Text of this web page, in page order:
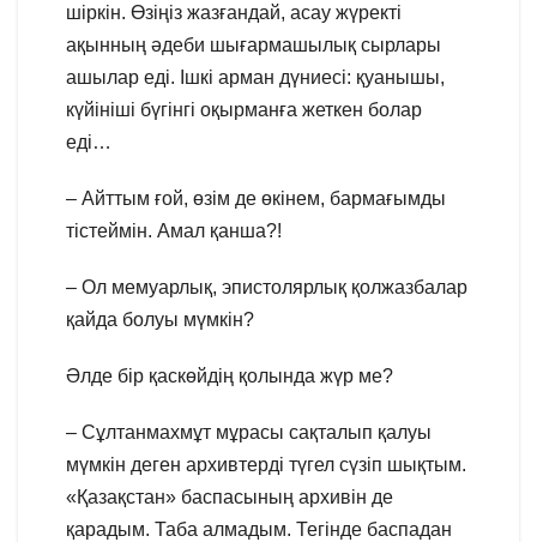
шіркін. Өзіңіз жазғандай, асау жүректі
ақынның әдеби шығармашылық сырлары
ашылар еді. Ішкі арман дүниесі: қуанышы,
күйініші бүгінгі оқырманға жеткен болар
еді…
– Айттым ғой, өзім де өкінем, бармағымды
тістеймін. Амал қанша?!
– Ол мемуарлық, эпистолярлық қолжазбалар
қайда болуы мүмкін?
Әлде бір қаскөйдің қолында жүр ме?
– Сұлтанмахмұт мұрасы сақталып қалуы
мүмкін деген архивтерді түгел сүзіп шықтым.
«Қазақстан» баспасының архивін де
қарадым. Таба алмадым. Тегінде баспадан